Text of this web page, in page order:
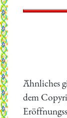
Ähnliches
dem